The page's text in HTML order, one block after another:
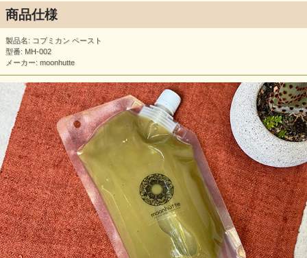
ください。
泡のたつ薬品を加えていないので、泡はたちません。
一般的にコンディショナーは不要です。
また、夏場にはシャワージェルのような感覚で、全身にお使
いいただけます。
コブミカンとは（出典： Wikipedia）
コブミカン（瘤蜜柑、学名: Citrus hystrix）は英語でカフィ
ア・ライム(kaffir lime)とも呼ばれるインドネシア、マレーシ
ア原産のライムの一種である。香りがよいため東南アジアの
料理でよく使われ、裏庭の灌木として広く栽培されている。
果汁と果皮はインドネシアの医療で使用される。このため、
この果実はインドネシアではジェルク・オバット（「薬のミ
カン」という意味）と呼ばれることがある。果皮から取れる
油には強い殺菌効果がある。また近年の研究で、コブミカン
の葉は複素環アミン類等の変異原物質に対して強い抗変異原
性を示すことが明らかになっており、発がんリスクを低減で
きると考えられている。
商品仕様
製品名: コブミカン ペースト
型番: MH-002
メーカー: moonhutte